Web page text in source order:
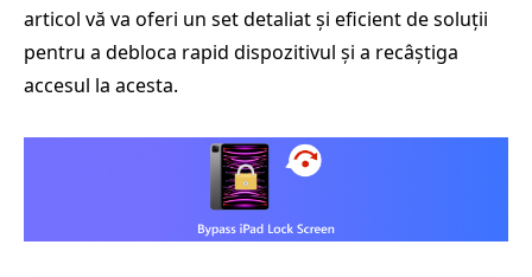
articol vă va oferi un set detaliat și eficient de soluții
pentru a debloca rapid dispozitivul și a recâștiga
accesul la acesta.